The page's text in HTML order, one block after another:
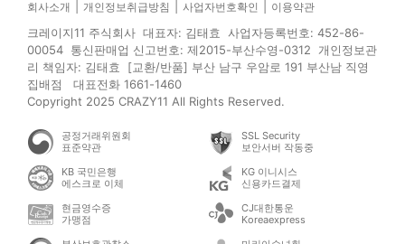
회사소개 개인정보취급방침 사업자번호확인 이용약관
크레이지11 주식회사 대표자: 김태효 사업자등록번호: 452-86-
00054 통신판매업 신고번호: 제2015-부산수영-0312 개인정보관
리 책임자: 김태효 [교환/반품] 부산 남구 우암로 191 부산남 직영
집배점 대표전화 1661-1460
Copyright 2025 CRAZY11 All Rights Reserved.
공정거래위원회
표준약관
SSL Security
보안서버 작동중
KB 국민은행
에스크로 이체
KG 이니시스
신용카드결제
현금영수증
가맹점
CJ대한통운
Koreaexpress